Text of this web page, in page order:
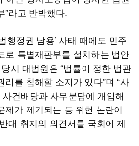
”라고 반박했다.
행정권 남용’ 사태 때에도 민주
로 특별재판부를 설치하는 법안
시 대법원은 “법률이 정한 법관
리를 침해할 소지가 있다”며 “사
건배당과 사무분담에 개입해
제가 제기되는 등 위헌 논란이
대 취지의 의견서를 국회에 제